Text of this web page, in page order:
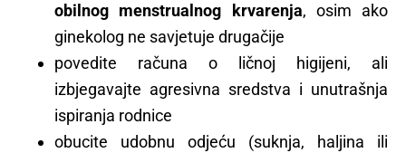
obilnog menstrualnog krvarenja, osim ako
ginekolog ne savjetuje drugačije
povedite računa o ličnoj higijeni, ali
izbjegavajte agresivna sredstva i unutrašnja
ispiranja rodnice
obucite udobnu odjeću (suknja, haljina ili